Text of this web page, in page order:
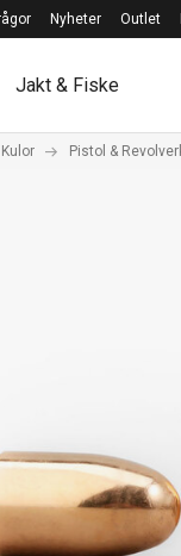
Nyheter Outlet
Jakt & Fiske
Kulor Pistol &